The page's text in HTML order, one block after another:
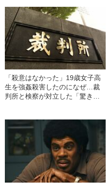
警察が2度も」《再逮捕》
「殺意はなかった」19歳女子高
生を強姦殺害したのになぜ…裁
判所と検察が対立した「驚きの